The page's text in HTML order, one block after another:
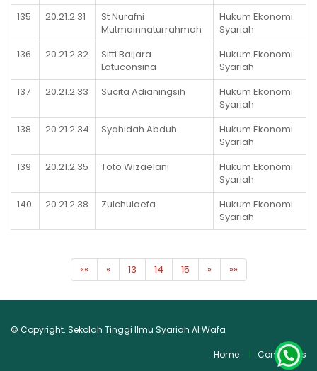
135
20.21.2.31
St Nurafni
Mutmainnaturrahmah
Hukum Ekonomi
Syariah
136
20.21.2.32
Sitti Baijara
Latuconsina
Hukum Ekonomi
Syariah
137
20.21.2.33 Sucita Adianingsih
Hukum Ekonomi
Syariah
138
20.21.2.34 Syahidah Abduh
Hukum Ekonomi
Syariah
139
20.21.2.35 Toto Wizaelani
Hukum Ekonomi
Syariah
140
20.21.2.38 Zulchulaefa
Hukum Ekonomi
Syariah
«« « 13 14 15 » »»
© Copyright. Sekolah Tinggi Ilmu Syariah Al Wafa
Home Contact Us